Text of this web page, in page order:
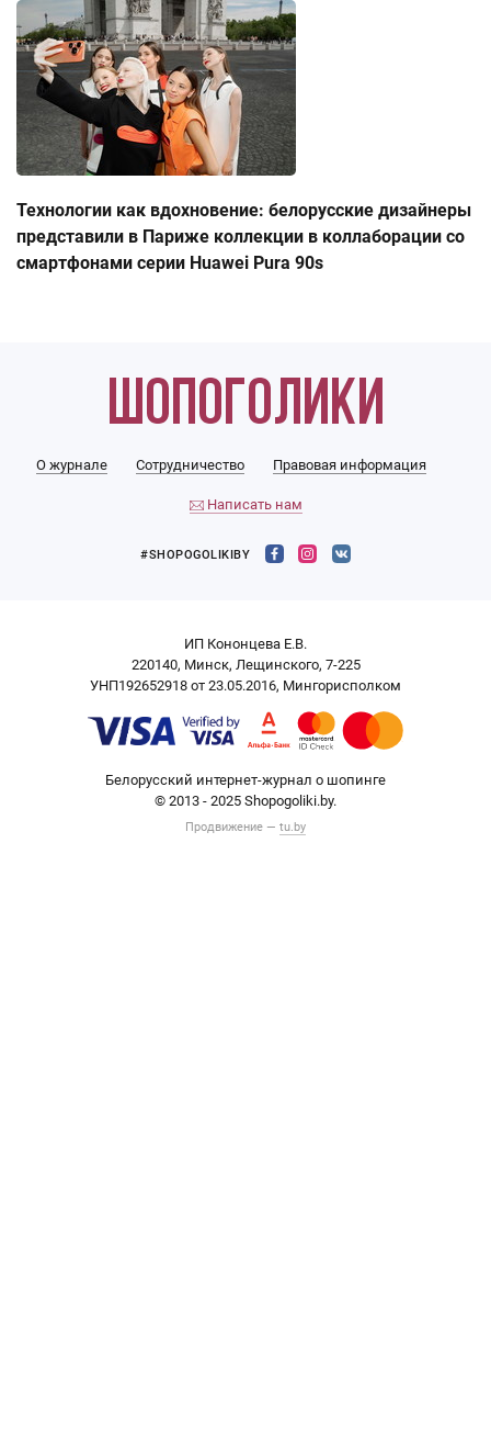
Технологии как вдохновение: белорусские дизайнеры
представили в Париже коллекции в коллаборации со
смартфонами серии Huawei Pura 90s
О журнале Сотрудничество Правовая информация
Написать нам
#SHOPOGOLIKIBY
ИП Кононцева Е.В.
220140, Минск, Лещинского, 7-225
УНП192652918 от 23.05.2016, Мингорисполком
Белорусский интернет-журнал о шопинге
© 2013 - 2025 Shopogoliki.by.
Продвижение — tu.by